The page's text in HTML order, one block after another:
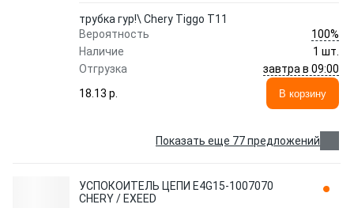
трубка гур!\ Chery Tiggo T11
Вероятность
100%
Наличие
1 шт.
Отгрузка
завтра в 09:00
18.13 p.
В корзину
Показать еще 77 предложений
УСПОКОИТЕЛЬ ЦЕПИ E4G15-1007070
CHERY / EXEED